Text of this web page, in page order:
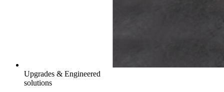
Upgrades & Engineered
solutions